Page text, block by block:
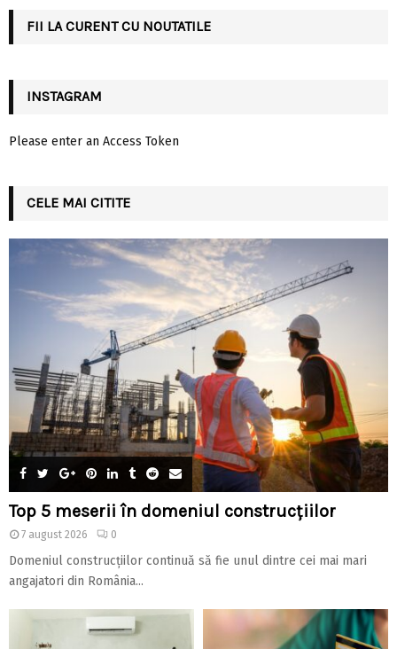
FII LA CURENT CU NOUTATILE
INSTAGRAM
Please enter an Access Token
CELE MAI CITITE
Top 5 meserii în domeniul construcțiilor
7 august 2026 0
Domeniul construcțiilor continuă să fie unul dintre cei mai mari
angajatori din România...